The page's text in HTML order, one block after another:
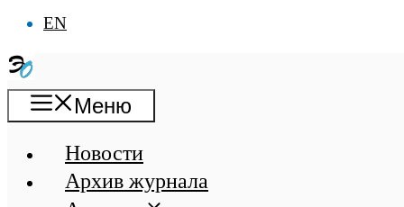
EN
Меню
Новости
Архив журнала